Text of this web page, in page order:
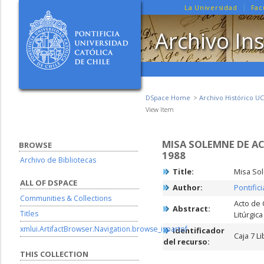
La Universidad
Archivo
DSpace Home
Archivo Histórico UC
View Item
MISA SOLEMNE DE
1988
Title:
Misa
Author:
Abstract:
Acto de
Identificador
del recurso:
Caja 7
BROWSE
Archivo de Bibliotecas
ALL OF DSPACE
Communities & Collections
Titles
xmlui.ArtifactBrowser.Navigation.browse_ispartof
THIS COLLECTION